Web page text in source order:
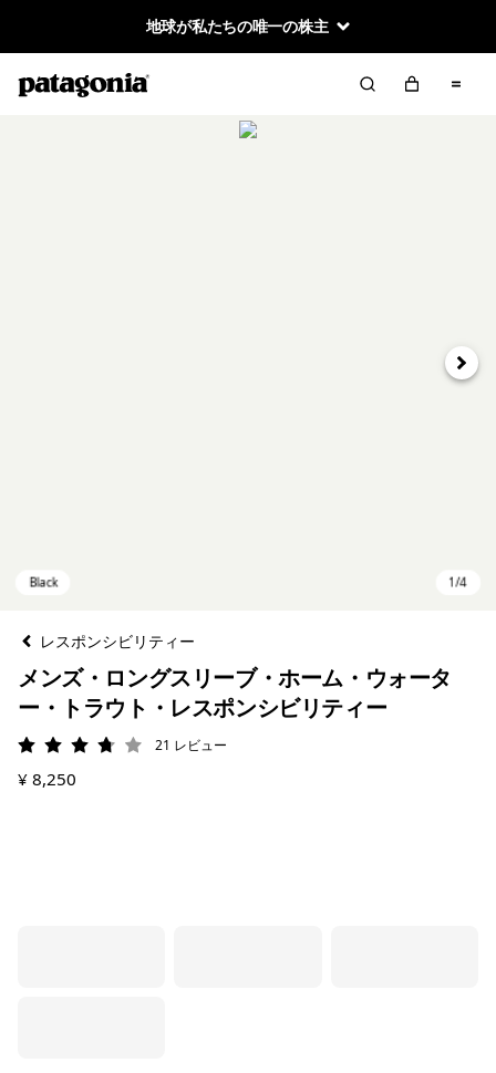
地球が私たちの唯一の株主
次へ
レスポンシビリティー
メンズ・ロングスリーブ・ホーム・ウォータ
ー・トラウト・レスポンシビリティー
評価: 3.8 / 5
21 レビュー
¥ 8,250